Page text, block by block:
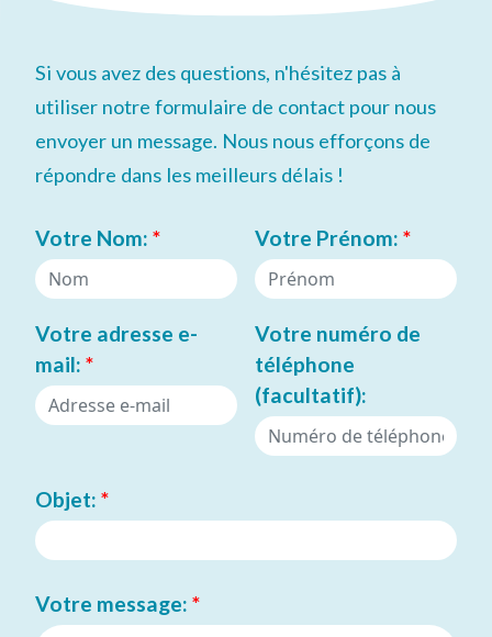
Si vous avez des questions, n'hésitez pas à
utiliser notre formulaire de contact pour nous
envoyer un message. Nous nous efforçons de
répondre dans les meilleurs délais !
Votre Nom: * Votre Prénom: *
Votre adresse e-
mail: *
Votre numéro de
téléphone
(facultatif):
Objet: *
Votre message: *